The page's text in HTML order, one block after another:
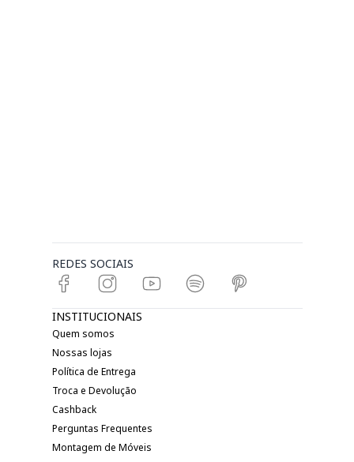
REDES SOCIAIS
INSTITUCIONAIS
Quem somos
Nossas lojas
Política de Entrega
Troca e Devolução
Cashback
Perguntas Frequentes
Montagem de Móveis